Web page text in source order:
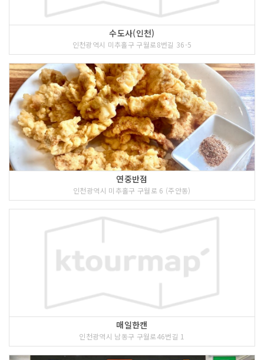
수도사(인천)
인천광역시 미추홀구 구월로8번길 36-5
연중반점
인천광역시 미추홀구 구월로 6 (주안동)
매일한캔
인천광역시 남동구 구월로46번길 1